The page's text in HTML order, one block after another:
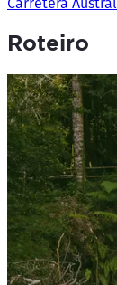
Roteiro